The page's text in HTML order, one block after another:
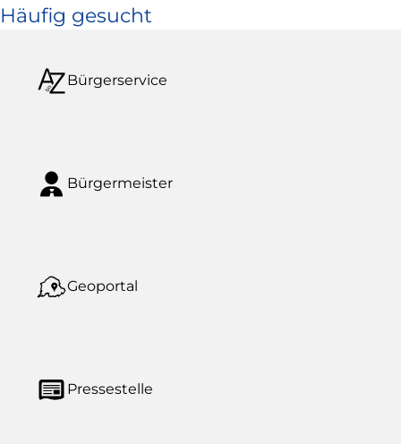
Häufig gesucht
Bürgerservice
Bürgermeister
Geoportal
Pressestelle